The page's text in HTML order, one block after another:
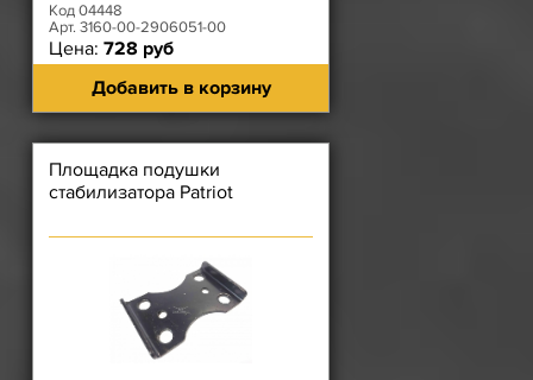
Код 04448
Арт. 3160-00-2906051-00
Цена: 728 руб
Добавить в корзину
Площадка подушки
стабилизатора Patriot